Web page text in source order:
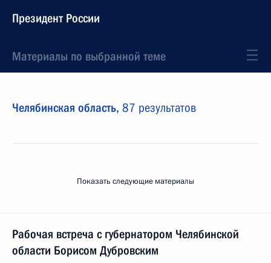
Президент России
Материалы по выбранной теме
Челябинская область, 87 результатов
Показать следующие материалы
Рабочая встреча с губернатором Челябинской
области Борисом Дубровским